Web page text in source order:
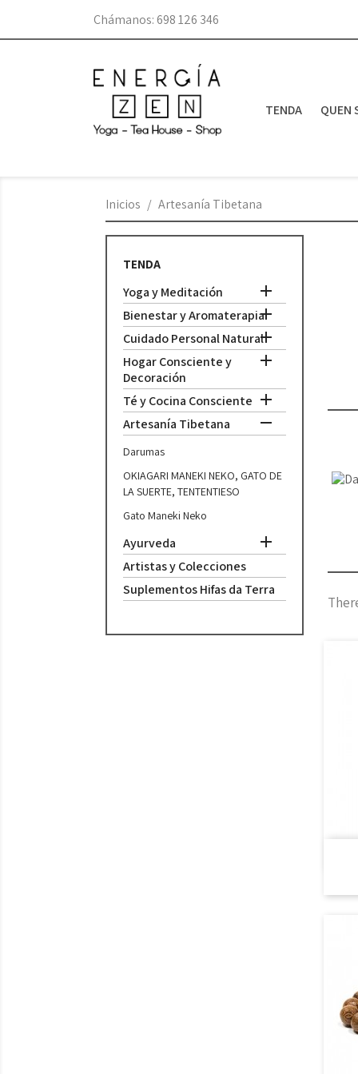
Chámanos: 698 126 346
TENDA QUEN
Inicios Artesanía Tibetana
TENDA
Yoga y Meditación 
Bienestar y Aromaterapia
Cuidado Personal Natural
Hogar Consciente y
Decoración

Té y Cocina Consciente 
Artesanía Tibetana 
Darumas
OKIAGARI MANEKI NEKO, GATO DE
LA SUERTE, TENTENTIESO
Gato Maneki Neko
Ayurveda 
Artistas y Colecciones
Suplementos Hifas da Terra